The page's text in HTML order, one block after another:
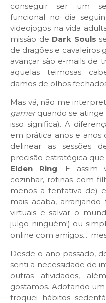
conseguir ser um
funcional no dia
videojogos na vida
missão de Dark Souls
de dragões e cavaleiros
avançar são e-mails de
aquelas teimosas
damos de olhos
Mas vá, não me
gamerquando se atinge
isso significa). A
em prática anos e anos
delinear as sessões
precisão estratégica
Elden Ring. E assim
cozinhar, rotinas com
menos a tentativa de)
mais acaba,
virtuais e salvar o
julgo ninguém!) ou
online com amigos....
Desde o ano passado,
senti a necessidade de
outras atividades,
gostamos. Adotando
troquei hábitos